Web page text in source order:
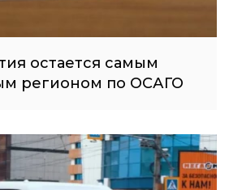
остается самым
регионом по ОСАГО